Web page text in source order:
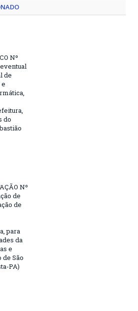
Nº
de
do
Nº
de
de
para
da
e
São
PA)